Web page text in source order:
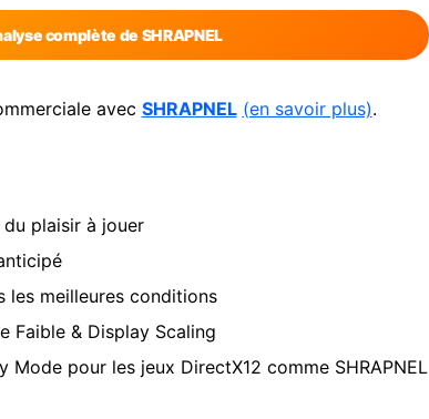
complète de SHRAPNEL
avec SHRAPNEL (en savoir plus).
plaisir à jouer
les meilleures conditions
Faible & Display Scaling
pour les jeux DirectX12 comme SHRAPNEL